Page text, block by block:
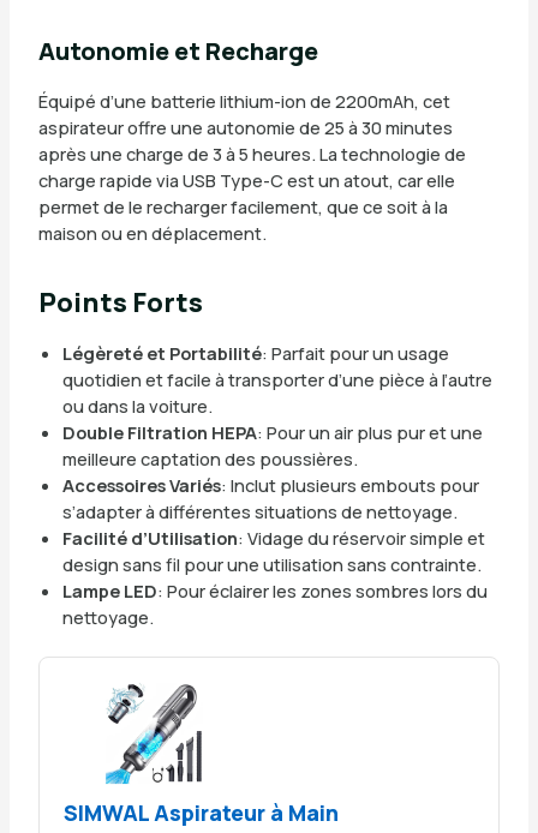
Autonomie et Recharge
Équipé d’une batterie lithium-ion de 2200mAh, cet
aspirateur offre une autonomie de 25 à 30 minutes
après une charge de 3 à 5 heures. La technologie de
charge rapide via USB Type-C est un atout, car elle
permet de le recharger facilement, que ce soit à la
maison ou en déplacement.
Points Forts
Légèreté et Portabilité: Parfait pour un usage
quotidien et facile à transporter d’une pièce à l’autre
ou dans la voiture.
Double Filtration HEPA: Pour un air plus pur et une
meilleure captation des poussières.
Accessoires Variés: Inclut plusieurs embouts pour
s’adapter à différentes situations de nettoyage.
Facilité d’Utilisation: Vidage du réservoir simple et
design sans fil pour une utilisation sans contrainte.
Lampe LED: Pour éclairer les zones sombres lors du
nettoyage.
SIMWAL Aspirateur à Main